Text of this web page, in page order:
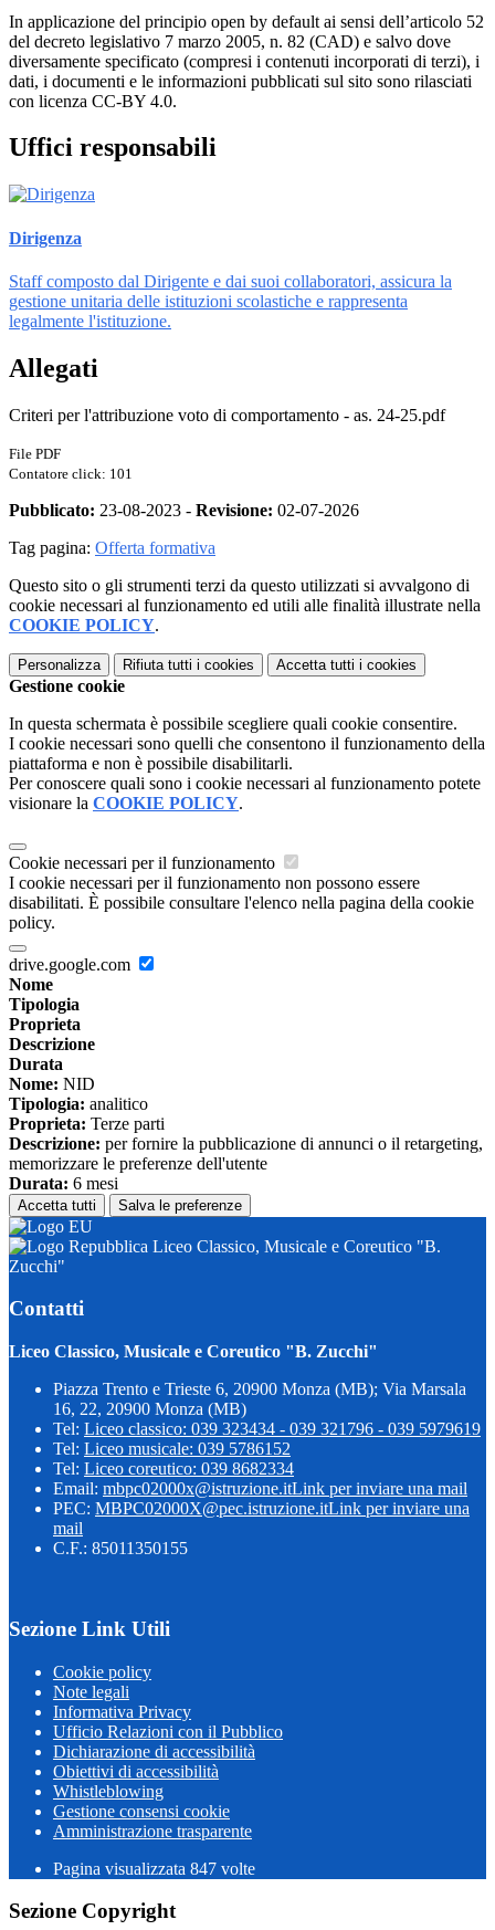
In applicazione del principio open by default ai sensi dell’articolo 52
del decreto legislativo 7 marzo 2005, n. 82 (CAD) e salvo dove
diversamente specificato (compresi i contenuti incorporati di terzi), i
dati, i documenti e le informazioni pubblicati sul sito sono rilasciati
con licenza CC-BY 4.0.
Uffici responsabili
Dirigenza
Staff composto dal Dirigente e dai suoi collaboratori, assicura la
gestione unitaria delle istituzioni scolastiche e rappresenta
legalmente l'istituzione.
Allegati
Criteri per l'attribuzione voto di comportamento - as. 24-25.pdf
File PDF
Contatore click: 101
Pubblicato: 23-08-2023 - Revisione: 02-07-2026
Tag pagina: Offerta formativa
Questo sito o gli strumenti terzi da questo utilizzati si avvalgono di
cookie necessari al funzionamento ed utili alle finalità illustrate nella
COOKIE POLICY.
Personalizza Rifiuta tutti i cookies Accetta tutti i cookies
Gestione cookie
In questa schermata è possibile scegliere quali cookie consentire.
I cookie necessari sono quelli che consentono il funzionamento della
piattaforma e non è possibile disabilitarli.
Per conoscere quali sono i cookie necessari al funzionamento potete
visionare la COOKIE POLICY.
Cookie necessari per il funzionamento
I cookie necessari per il funzionamento non possono essere
disabilitati. È possibile consultare l'elenco nella pagina della cookie
policy.
drive.google.com
Nome
Tipologia
Proprieta
Descrizione
Durata
Nome: NID
Tipologia: analitico
Proprieta: Terze parti
Descrizione: per fornire la pubblicazione di annunci o il retargeting,
memorizzare le preferenze dell'utente
Durata: 6 mesi
Accetta tutti Salva le preferenze
Liceo Classico, Musicale e Coreutico "B.
Zucchi"
Contatti
Liceo Classico, Musicale e Coreutico "B. Zucchi"
Piazza Trento e Trieste 6, 20900 Monza (MB); Via Marsala
16, 22, 20900 Monza (MB)
Tel: Liceo classico: 039 323434 - 039 321796 - 039 5979619
Tel: Liceo musicale: 039 5786152
Tel: Liceo coreutico: 039 8682334
Email: mbpc02000x@istruzione.itLink per inviare una mail
PEC: MBPC02000X@pec.istruzione.itLink per inviare una
mail
C.F.: 85011350155
Sezione Link Utili
Cookie policy
Note legali
Informativa Privacy
Ufficio Relazioni con il Pubblico
Dichiarazione di accessibilità
Obiettivi di accessibilità
Whistleblowing
Gestione consensi cookie
Amministrazione trasparente
Pagina visualizzata 847 volte
Sezione Copyright